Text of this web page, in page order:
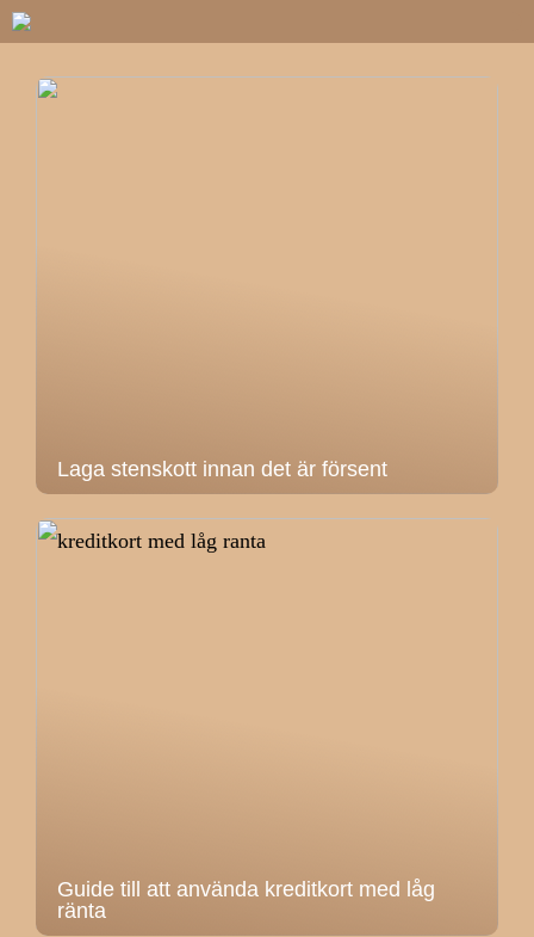
Laga stenskott innan det är försent
Guide till att använda kreditkort med låg
ränta